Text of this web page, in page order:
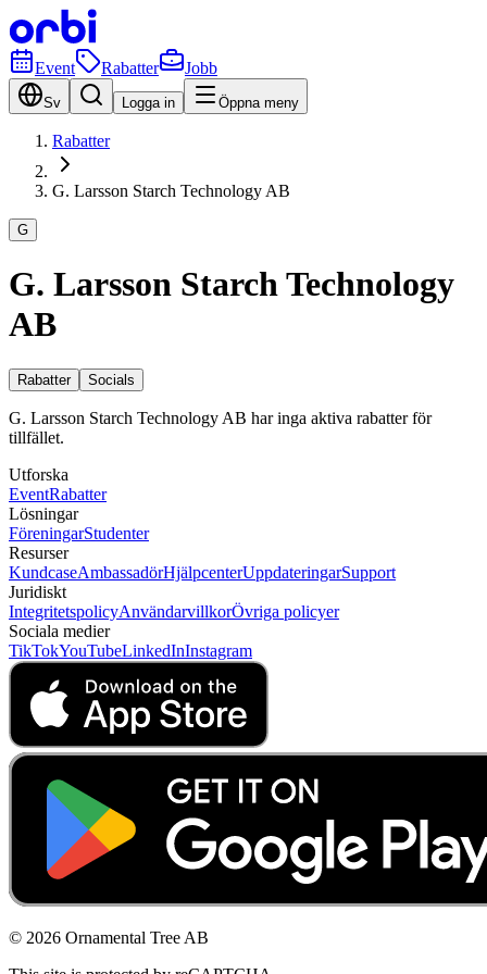
Event Rabatter Jobb
Sv Logga in Öppna meny
Rabatter
G. Larsson Starch Technology AB
G
G. Larsson Starch Technology
AB
Rabatter Socials
G. Larsson Starch Technology AB har inga aktiva rabatter för
tillfället.
Utforska
EventRabatter
Lösningar
FöreningarStudenter
Resurser
KundcaseAmbassadörHjälpcenterUppdateringarSupport
Juridiskt
IntegritetspolicyAnvändarvillkorÖvriga policyer
Sociala medier
TikTokYouTubeLinkedInInstagram
© 2026 Ornamental Tree AB